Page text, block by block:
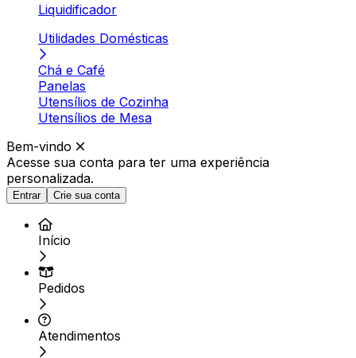
Liquidificador
Utilidades Domésticas
Chá e Café
Panelas
Utensílios de Cozinha
Utensílios de Mesa
Bem-vindo
Acesse sua conta para ter uma experiência
personalizada.
Entrar Crie sua conta
Início
Pedidos
Atendimentos